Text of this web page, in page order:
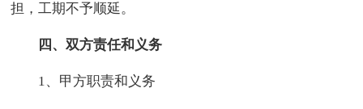
担，工期不予顺延。
四、双方责任和义务
1、甲方职责和义务